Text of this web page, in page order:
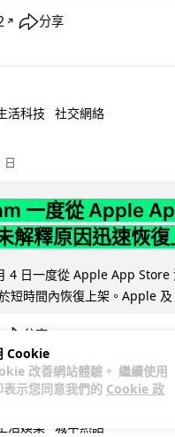
Cookie
改善網站體驗。 繼續使用
示您同意我們的 Cookie 政
↗ 分享
活科技 社交網絡
日
一度從 Apple
解釋原因迅速恢復
4 日一度從 Apple App Store
短時間內恢復上架。Apple 及
分享
生活娛樂 城中熱話